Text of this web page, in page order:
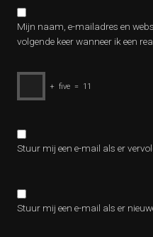
Mijn naam, e-mailadres en
volgende keer wanneer ik een
+ five = 11
Stuur mij een e-mail als er
Stuur mij een e-mail als er